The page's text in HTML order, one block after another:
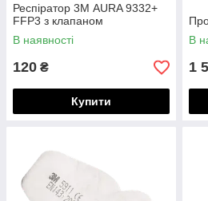
Респіратор 3М AURA 9332+
FFP3 з клапаном
В наявності
120 ₴
Купити
В
1